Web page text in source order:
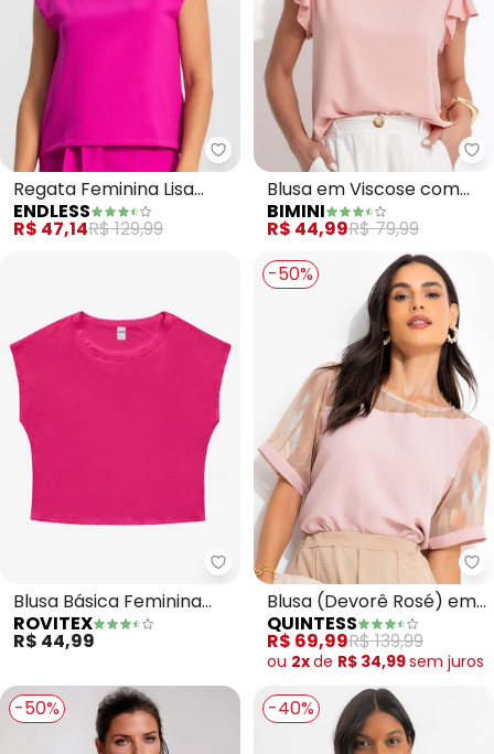
Endless - Regata Feminina Lisa
Regata Feminina Lisa
(Rosa)
ENDLESS
R$ 47,14R$ 129,99
Blusa em Viscose com
Manga Soltinha (Rosa)
BIMINI
R$ 44,99R$ 79,99
Rovitex - Blusa Básica
Blusa Básica Feminina
Viscotorcion (Rosa)
ROVITEX
R$ 44,99
-50%
Blusa (Devorê Rosé) em
Chiffon
QUINTESS
R$ 69,99R$ 139,99
ou 2xde R$ 34,99sem juros
-50% -40%